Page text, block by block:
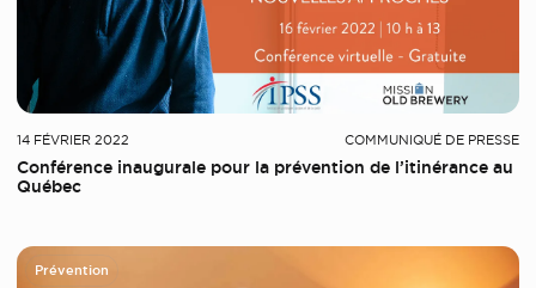
14 FÉVRIER 2022 COMMUNIQUÉ DE PRESSE
Conférence inaugurale pour la prévention de l’itinérance au
Québec
Prévention